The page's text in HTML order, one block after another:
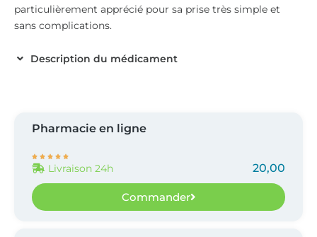
particulièrement apprécié pour sa prise très simple et
sans complications.
Description du médicament
Pharmacie en ligne
    
Livraison 24h 20,00
Commander